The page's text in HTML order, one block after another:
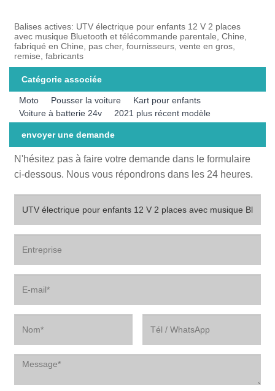
Balises actives: UTV électrique pour enfants 12 V 2 places
avec musique Bluetooth et télécommande parentale, Chine,
fabriqué en Chine, pas cher, fournisseurs, vente en gros,
remise, fabricants
Catégorie associée
Moto Pousser la voiture
Kart pour enfants
Voiture à batterie 24v
2021 plus récent modèle
envoyer une demande
N'hésitez pas à faire votre demande dans le formulaire
ci-dessous. Nous vous répondrons dans les 24 heures.